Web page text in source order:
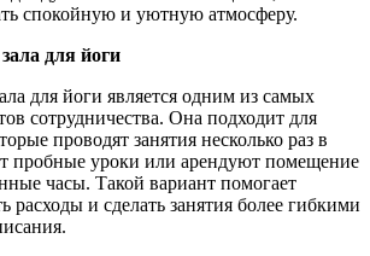
спокойную и уютную атмосферу.
для йоги
для йоги является одним из самых
сотрудничества. Она подходит для
проводят занятия несколько раз в
пробные уроки или арендуют помещение
часы. Такой вариант помогает
расходы и сделать занятия более гибкими